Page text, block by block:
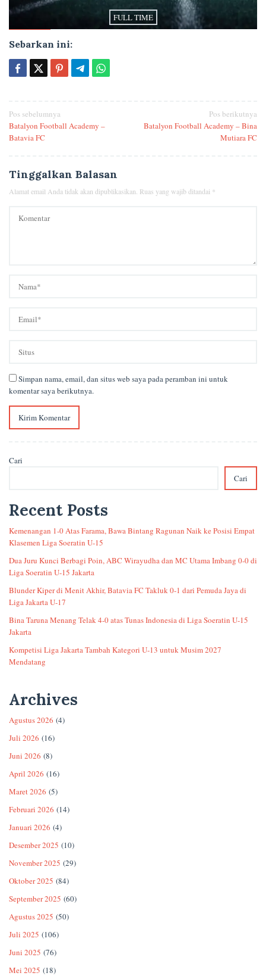
FULL TIME
Sebarkan ini:
Navigasi
pos
Pos sebelumnya
Batalyon Football Academy –
Batavia FC
Pos berikutnya
Batalyon Football Academy – Bina
Mutiara FC
Tinggalkan Balasan
Alamat email Anda tidak akan dipublikasikan. Ruas yang wajib ditandai *
Simpan nama, email, dan situs web saya pada peramban ini untuk
komentar saya berikutnya.
Cari
Cari
Recent Posts
Kemenangan 1-0 Atas Farama, Bawa Bintang Ragunan Naik ke Posisi Empat
Klasemen Liga Soeratin U-15
Dua Juru Kunci Berbagi Poin, ABC Wirayudha dan MC Utama Imbang 0-0 di
Liga Soeratin U-15 Jakarta
Blunder Kiper di Menit Akhir, Batavia FC Takluk 0-1 dari Pemuda Jaya di
Liga Jakarta U-17
Bina Taruna Menang Telak 4-0 atas Tunas Indonesia di Liga Soeratin U-15
Jakarta
Kompetisi Liga Jakarta Tambah Kategori U-13 untuk Musim 2027
Mendatang
Archives
Agustus 2026 (4)
Juli 2026 (16)
Juni 2026 (8)
April 2026 (16)
Maret 2026 (5)
Februari 2026 (14)
Januari 2026 (4)
Desember 2025 (10)
November 2025 (29)
Oktober 2025 (84)
September 2025 (60)
Agustus 2025 (50)
Juli 2025 (106)
Juni 2025 (76)
Mei 2025 (18)